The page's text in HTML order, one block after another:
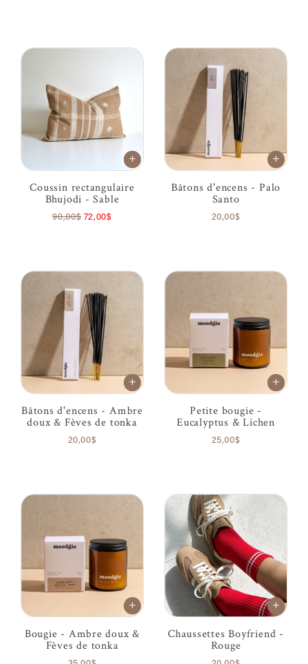
Coussin rectangulaire
Bhujodi - Sable
90,00$ 72,00$
Bâtons d'encens - Palo
Santo
20,00$
Bâtons d'encens - Ambre
doux & Fèves de tonka
20,00$
Petite bougie -
Eucalyptus & Lichen
25,00$
Bougie - Ambre doux &
Fèves de tonka
Chaussettes Boyfriend -
Rouge